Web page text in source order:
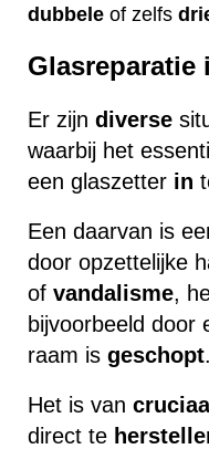
dubbele of zelfs
Glasreparatie
Er zijn diverse
waarbij het
een glaszetter in
Een daarvan is
door opzettelijke
of vandalisme,
bijvoorbeeld door
raam is geschopt.
Het is van
direct te